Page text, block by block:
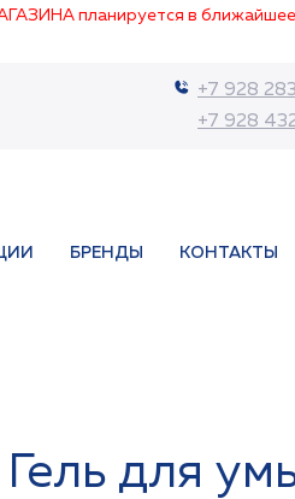
планируется в
+7 928
+7 928
БРЕНДЫ КОНТАКТЫ
Гель для